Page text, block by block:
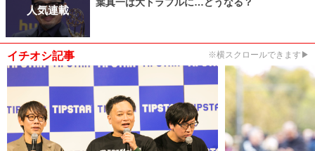
人気連載
イチオシ記事 ※横スクロールできます▶